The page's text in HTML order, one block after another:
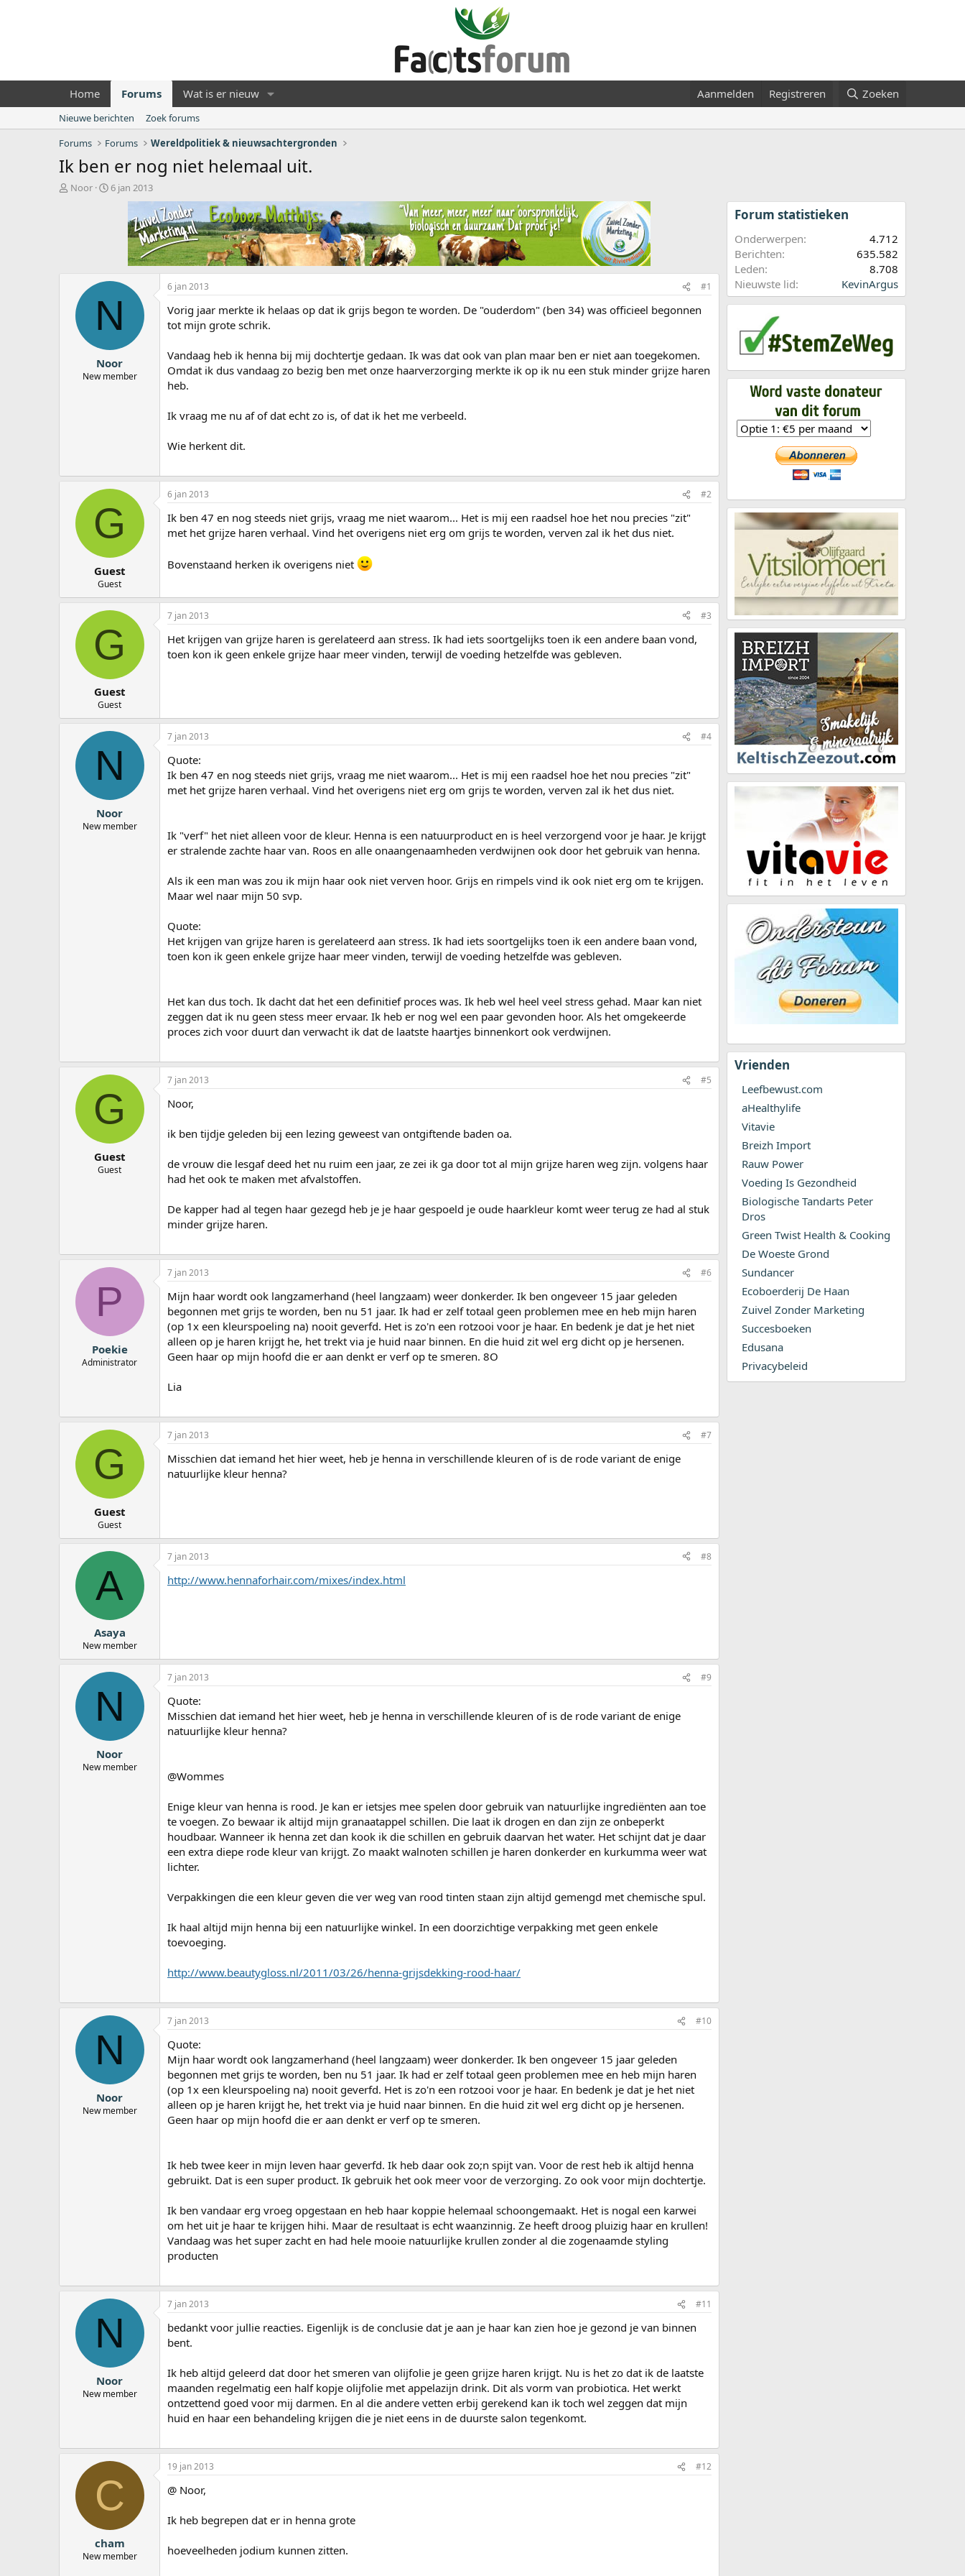
Home Forums Wat is er nieuw Aanmelden Registreren Zoeken
Nieuwe berichten
Zoek forums
Forums
Forums Wereldpolitiek & nieuwsachtergronden
Ik ben er nog niet helemaal uit.
O
Noor
S
m
6 jan 2013
N
Noor
New member
6 jan 2013 #1
Vorig jaar merkte ik helaas op dat ik grijs begon te worden. De "ouderdom" (ben 34) was officieel begonnen
tot mijn grote schrik.
Vandaag heb ik henna bij mij dochtertje gedaan. Ik was dat ook van plan maar ben er niet aan toegekomen.
Omdat ik dus vandaag zo bezig ben met onze haarverzorging merkte ik op ik nu een stuk minder grijze haren
heb.
Ik vraag me nu af of dat echt zo is, of dat ik het me verbeeld.
Wie herkent dit.
G
Guest
Guest
6 jan 2013 #2
Ik ben 47 en nog steeds niet grijs, vraag me niet waarom... Het is mij een raadsel hoe het nou precies "zit"
met het grijze haren verhaal. Vind het overigens niet erg om grijs te worden, verven zal ik het dus niet.
Bovenstaand herken ik overigens niet
G
Guest
Guest
7 jan 2013 #3
Het krijgen van grijze haren is gerelateerd aan stress. Ik had iets soortgelijks toen ik een andere baan vond,
toen kon ik geen enkele grijze haar meer vinden, terwijl de voeding hetzelfde was gebleven.
N
Noor
New member
7 jan 2013 #4
Quote:
Ik ben 47 en nog steeds niet grijs, vraag me niet waarom... Het is mij een raadsel hoe het nou precies "zit"
met het grijze haren verhaal. Vind het overigens niet erg om grijs te worden, verven zal ik het dus niet.
Ik "verf" het niet alleen voor de kleur. Henna is een natuurproduct en is heel verzorgend voor je haar. Je krijgt
er stralende zachte haar van. Roos en alle onaangenaamheden verdwijnen ook door het gebruik van henna.
Als ik een man was zou ik mijn haar ook niet verven hoor. Grijs en rimpels vind ik ook niet erg om te krijgen.
Maar wel naar mijn 50 svp.
Quote:
Het krijgen van grijze haren is gerelateerd aan stress. Ik had iets soortgelijks toen ik een andere baan vond,
toen kon ik geen enkele grijze haar meer vinden, terwijl de voeding hetzelfde was gebleven.
Het kan dus toch. Ik dacht dat het een definitief proces was. Ik heb wel heel veel stress gehad. Maar kan niet
zeggen dat ik nu geen stess meer ervaar. Ik heb er nog wel een paar gevonden hoor. Als het omgekeerde
proces zich voor duurt dan verwacht ik dat de laatste haartjes binnenkort ook verdwijnen.
G
Guest
Guest
7 jan 2013 #5
Noor,
ik ben tijdje geleden bij een lezing geweest van ontgiftende baden oa.
de vrouw die lesgaf deed het nu ruim een jaar, ze zei ik ga door tot al mijn grijze haren weg zijn. volgens haar
had het ook te maken met afvalstoffen.
De kapper had al tegen haar gezegd heb je je haar gespoeld je oude haarkleur komt weer terug ze had al stuk
minder grijze haren.
P
Poekie
Administrator
7 jan 2013 #6
Mijn haar wordt ook langzamerhand (heel langzaam) weer donkerder. Ik ben ongeveer 15 jaar geleden
begonnen met grijs te worden, ben nu 51 jaar. Ik had er zelf totaal geen problemen mee en heb mijn haren
(op 1x een kleurspoeling na) nooit geverfd. Het is zo'n een rotzooi voor je haar. En bedenk je dat je het niet
alleen op je haren krijgt he, het trekt via je huid naar binnen. En die huid zit wel erg dicht op je hersenen.
Geen haar op mijn hoofd die er aan denkt er verf op te smeren. 8O
Lia
G
Guest
Guest
7 jan 2013 #7
Misschien dat iemand het hier weet, heb je henna in verschillende kleuren of is de rode variant de enige
natuurlijke kleur henna?
A
Asaya
New member
7 jan 2013 #8
http://www.hennaforhair.com/mixes/index.html
N
Noor
New member
7 jan 2013 #9
Quote:
Misschien dat iemand het hier weet, heb je henna in verschillende kleuren of is de rode variant de enige
natuurlijke kleur henna?
@Wommes
Enige kleur van henna is rood. Je kan er ietsjes mee spelen door gebruik van natuurlijke ingrediënten aan toe
te voegen. Zo bewaar ik altijd mijn granaatappel schillen. Die laat ik drogen en dan zijn ze onbeperkt
houdbaar. Wanneer ik henna zet dan kook ik die schillen en gebruik daarvan het water. Het schijnt dat je daar
een extra diepe rode kleur van krijgt. Zo maakt walnoten schillen je haren donkerder en kurkumma weer wat
lichter.
Verpakkingen die een kleur geven die ver weg van rood tinten staan zijn altijd gemengd met chemische spul.
Ik haal altijd mijn henna bij een natuurlijke winkel. In een doorzichtige verpakking met geen enkele
toevoeging.
http://www.beautygloss.nl/2011/03/26/henna-grijsdekking-rood-haar/
N
Noor
New member
7 jan 2013 #10
Quote:
Mijn haar wordt ook langzamerhand (heel langzaam) weer donkerder. Ik ben ongeveer 15 jaar geleden
begonnen met grijs te worden, ben nu 51 jaar. Ik had er zelf totaal geen problemen mee en heb mijn haren
(op 1x een kleurspoeling na) nooit geverfd. Het is zo'n een rotzooi voor je haar. En bedenk je dat je het niet
alleen op je haren krijgt he, het trekt via je huid naar binnen. En die huid zit wel erg dicht op je hersenen.
Geen haar op mijn hoofd die er aan denkt er verf op te smeren.
Ik heb twee keer in mijn leven haar geverfd. Ik heb daar ook zo;n spijt van. Voor de rest heb ik altijd henna
gebruikt. Dat is een super product. Ik gebruik het ook meer voor de verzorging. Zo ook voor mijn dochtertje.
Ik ben vandaar erg vroeg opgestaan en heb haar koppie helemaal schoongemaakt. Het is nogal een karwei
om het uit je haar te krijgen hihi. Maar de resultaat is echt waanzinnig. Ze heeft droog pluizig haar en krullen!
Vandaag was het super zacht en had hele mooie natuurlijke krullen zonder al die zogenaamde styling
producten
N
Noor
New member
7 jan 2013 #11
bedankt voor jullie reacties. Eigenlijk is de conclusie dat je aan je haar kan zien hoe je gezond je van binnen
bent.
Ik heb altijd geleerd dat door het smeren van olijfolie je geen grijze haren krijgt. Nu is het zo dat ik de laatste
maanden regelmatig een half kopje olijfolie met appelazijn drink. Dit als vorm van probiotica. Het werkt
ontzettend goed voor mij darmen. En al die andere vetten erbij gerekend kan ik toch wel zeggen dat mijn
huid en haar een behandeling krijgen die je niet eens in de duurste salon tegenkomt.
C
cham
New member
19 jan 2013 #12
@ Noor,
Ik heb begrepen dat er in henna grote
hoeveelheden jodium kunnen zitten.
Forum statistieken
Onderwerpen
4.712
Berichten
635.582
Leden
8.708
Nieuwste lid
KevinArgus
Vrienden
Leefbewust.com
aHealthylife
Vitavie
Breizh Import
Rauw Power
Voeding Is Gezondheid
Biologische Tandarts Peter
Dros
Green Twist Health & Cooking
De Woeste Grond
Sundancer
Ecoboerderij De Haan
Zuivel Zonder Marketing
Succesboeken
Edusana
Privacybeleid